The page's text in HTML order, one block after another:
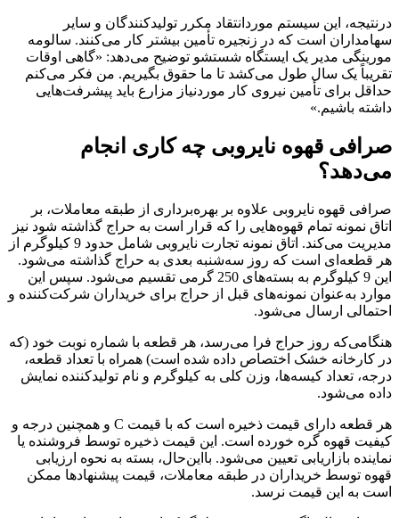
درنتیجه، این سیستم موردانتقاد مکرر تولیدکنندگان و سایر
سهامداران است که در زنجیره تأمین بیشتر کار می‌کنند. سالومه
مورینگی مدیر یک ایستگاه شستشو توضیح می‌دهد: «گاهی اوقات
تقریباً یک سال طول می‌کشد تا ما حقوق بگیریم. من فکر می‌کنم
حداقل برای تأمین نیروی کار موردنیاز مزارع باید پیشرفت‌هایی
داشته باشیم.»
صرافی قهوه نایروبی چه کاری انجام
می‌دهد؟
صرافی قهوه نایروبی علاوه بر بهره‌برداری از طبقه معاملات، بر
اتاق نمونه تمام قهوه‌هایی را که قرار است به حراج گذاشته شود نیز
مدیریت می‌کند. اتاق نمونه تجارت نایروبی شامل حدود 9 کیلوگرم از
هر قطعه‌ای است که روز سه‌شنبه بعدی به حراج گذاشته می‌شود.
این 9 کیلوگرم به بسته‌های 250 گرمی تقسیم می‌شود. سپس این
موارد به‌عنوان نمونه‌های قبل از حراج برای خریداران شرکت‌کننده و
احتمالی ارسال می‌شود.
هنگامی‌که روز حراج فرا می‌رسد، هر قطعه با شماره نوبت خود (که
در کارخانه خشک اختصاص داده شده است) همراه با تعداد قطعه،
درجه، تعداد کیسه‌ها، وزن کلی به کیلوگرم و نام تولیدکننده نمایش
داده می‌شود.
هر قطعه دارای قیمت ذخیره است که با قیمت C و همچنین درجه و
کیفیت قهوه گره خورده است. این قیمت ذخیره توسط فروشنده یا
نماینده بازاریابی تعیین می‌شود. بااین‌حال، بسته به نحوه ارزیابی
قهوه توسط خریداران در طبقه معاملات، قیمت پیشنهادها ممکن
است به این قیمت نرسد.